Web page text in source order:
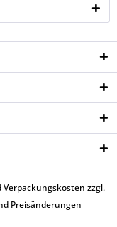
zzgl.
Preisänderungen